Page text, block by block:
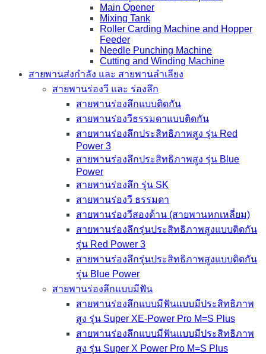
Main Opener
Mixing Tank
Roller Carding Machine and Hopper
Feeder
Needle Punching Machine
Cutting and Winding Machine
สายพานส่งกำลัง และ สายพานลำเลียง
สายพานร่องวี และ ร่องลึก
สายพานร่องลึกแบบติดกัน
สายพานร่องวีธรรมดาแบบติดกัน
สายพานร่องลึกประสิทธิภาพสูง รุ่น Red
Power 3
สายพานร่องลึกประสิทธิภาพสูง รุ่น Blue
Power
สายพานร่องลึก รุ่น SK
สายพานร่องวี ธรรมดา
สายพานร่องวีสองด้าน (สายพานหกเหลี่ยม)
สายพานร่องลึกรุ่นประสิทธิภาพสูงแบบติดกัน
รุ่น Red Power 3
สายพานร่องลึกรุ่นประสิทธิภาพสูงแบบติดกัน
รุ่น Blue Power
สายพานร่องลึกแบบมีฟัน
สายพานร่องลึกแบบมีฟันแบบมีประสิทธิภาพ
สูง รุ่น Super XE-Power Pro M=S Plus
สายพานร่องลึกแบบมีฟันแบบมีประสิทธิภาพ
สูง รุ่น Super X Power Pro M=S Plus